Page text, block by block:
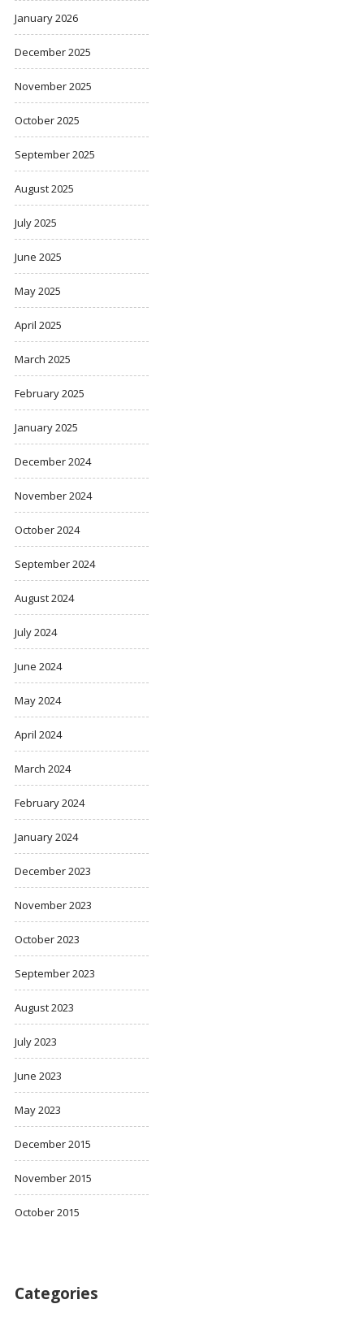
January 2026
December 2025
November 2025
October 2025
September 2025
August 2025
July 2025
June 2025
May 2025
April 2025
March 2025
February 2025
January 2025
December 2024
November 2024
October 2024
September 2024
August 2024
July 2024
June 2024
May 2024
April 2024
March 2024
February 2024
January 2024
December 2023
November 2023
October 2023
September 2023
August 2023
July 2023
June 2023
May 2023
December 2015
November 2015
October 2015
Categories